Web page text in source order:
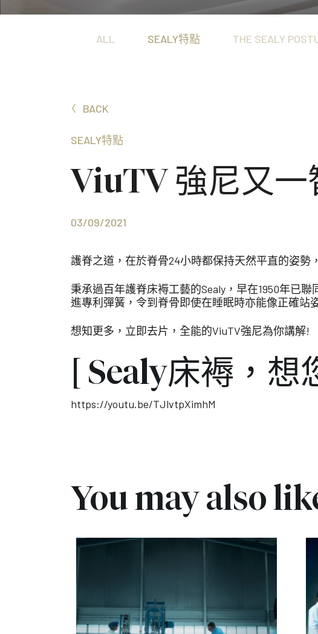
ALL SEALY特點 THE SEALY
BACK
SEALY特點
ViuTV 強尼又一
03/09/2021
護脊之道，在於脊骨24小時都保持天然平直的姿勢
秉承過百年護脊床褥工藝的Sealy，早在1950年已
進專利彈簧，令到脊骨即使在睡眠時亦能像正確站
想知更多，立即去片，全能的ViuTV強尼為你講解!
[ Sealy床褥，
https://youtu.be/TJlvtpXimhM
You may also